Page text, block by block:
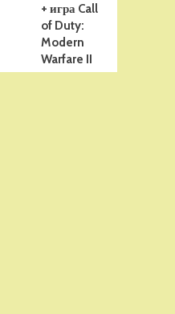
+ игра Call
of Duty:
Modern
Warfare II